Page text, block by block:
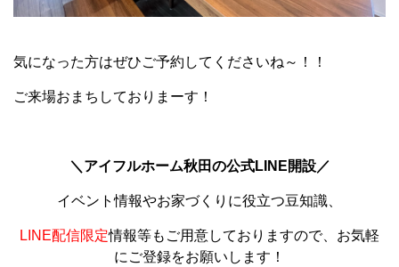
気になった方はぜひご予約してくださいね～！！
ご来場おまちしておりまーす！
＼アイフルホーム秋田の公式LINE開設／
イベント情報やお家づくりに役立つ豆知識、
LINE配信限定情報等もご用意しておりますので、お気軽
にご登録をお願いします！